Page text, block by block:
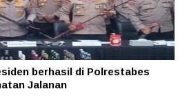
berhasil di Polrestabes
Jalanan